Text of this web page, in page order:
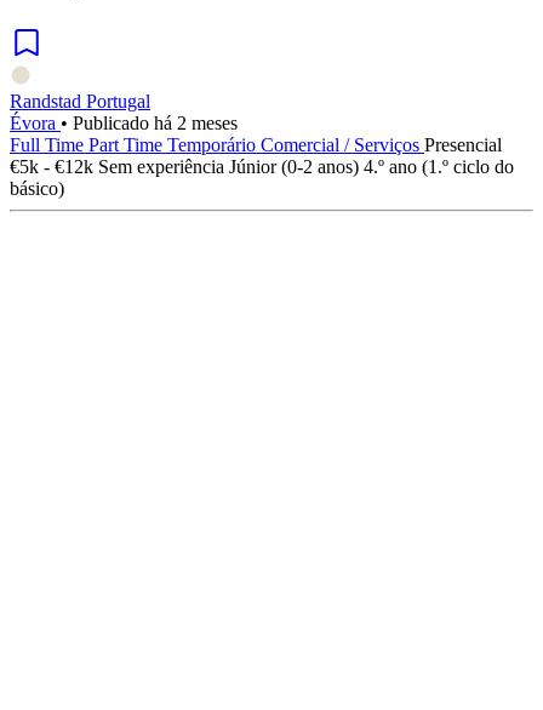
Randstad Portugal
Évora • Publicado há 2 meses
Full Time Part Time Temporário Comercial / Serviços Presencial
€5k - €12k Sem experiência Júnior (0-2 anos) 4.º ano (1.º ciclo do
básico)